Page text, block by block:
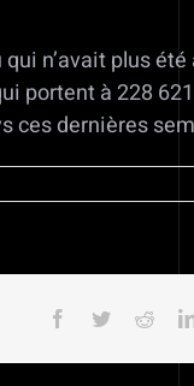
n’avait plus
portent à 228
ces dernières
Facebook
Twitter